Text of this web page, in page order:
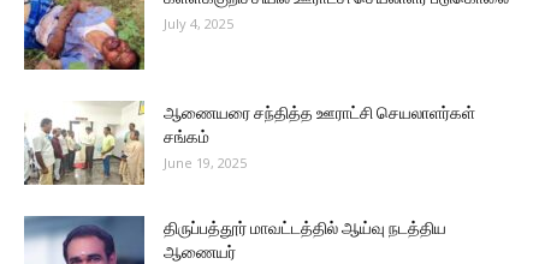
July 4, 2025
ஆணையரை சந்தித்த ஊராட்சி செயலாளர்கள்
சங்கம்
June 19, 2025
திருப்பத்தூர் மாவட்டத்தில் ஆய்வு நடத்திய
ஆணையர்